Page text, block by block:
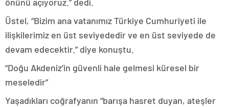
Üstel, “Bizim ana vatanımız Türkiye Cumhuriyeti ile
ilişkilerimiz en üst seviyededir ve en üst seviyede de
devam edecektir.” diye konuştu.
“Doğu Akdeniz’in güvenli hale gelmesi küresel bir
meseledir”
Yaşadıkları coğrafyanın “barışa hasret duyan, ateşler